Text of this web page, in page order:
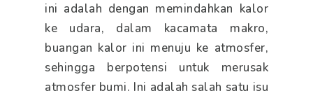
ini adalah dengan memindahkan kalor
ke udara, dalam kacamata makro,
buangan kalor ini menuju ke atmosfer,
sehingga berpotensi untuk merusak
atmosfer bumi. Ini adalah salah satu isu